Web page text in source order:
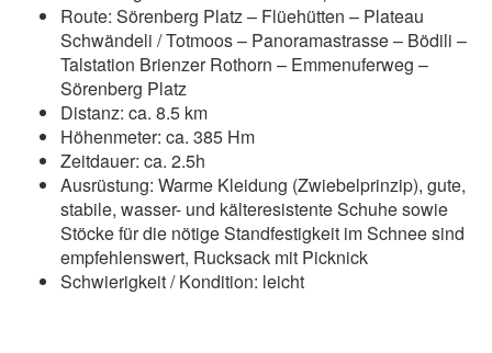
Route: Sörenberg Platz – Flüehütten – Plateau
Schwändeli / Totmoos – Panoramastrasse – Bödili –
Talstation Brienzer Rothorn – Emmenuferweg –
Sörenberg Platz
Distanz: ca. 8.5 km
Höhenmeter: ca. 385 Hm
Zeitdauer: ca. 2.5h
Ausrüstung: Warme Kleidung (Zwiebelprinzip), gute,
stabile, wasser- und kälteresistente Schuhe sowie
Stöcke für die nötige Standfestigkeit im Schnee sind
empfehlenswert, Rucksack mit Picknick
Schwierigkeit / Kondition: leicht